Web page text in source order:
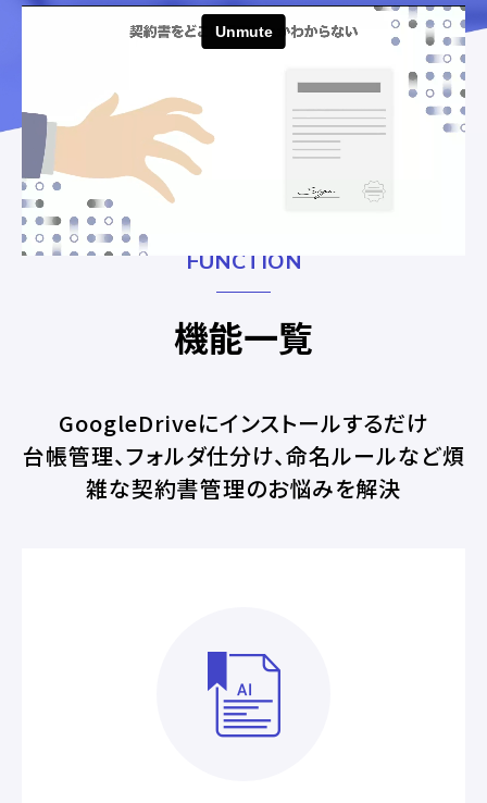
FUNCTION
機能一覧
GoogleDriveにインストールするだけ
台帳管理、フォルダ仕分け、命名ルールなど煩
雑な契約書管理のお悩みを解決